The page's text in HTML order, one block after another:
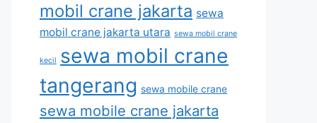
mobil crane jakarta sewa
mobil crane jakarta utara sewa mobil crane
kecil sewa mobil crane
tangerang sewa mobile crane
sewa mobile crane jakarta